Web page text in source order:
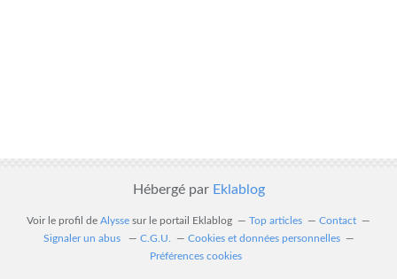
Hébergé par Eklablog
Voir le profil de Alysse sur le portail Eklablog Top articles
Contact
Signaler un abus
C.G.U.
Cookies et données personnelles
Préférences cookies